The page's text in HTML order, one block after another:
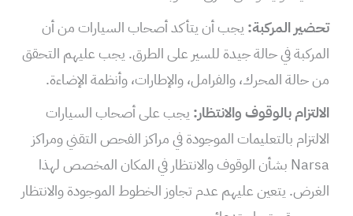
تحضير المركبة: يجب أن يتأكد أصحاب السيارات من أن
المركبة في حالة جيدة للسير على الطرق. يجب عليهم التحقق
من حالة المحرك، والفرامل، والإطارات، وأنظمة الإضاءة.
الالتزام بالوقوف والانتظار: يجب على أصحاب السيارات
الالتزام بالتعليمات الموجودة في مراكز الفحص التقني ومراكز
Narsa بشأن الوقوف والانتظار في المكان المخصص لهذا
الغرض. يتعين عليهم عدم تجاوز الخطوط الموجودة والانتظار